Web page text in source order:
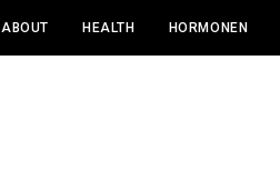
ABOUT HEALTH HORMONEN